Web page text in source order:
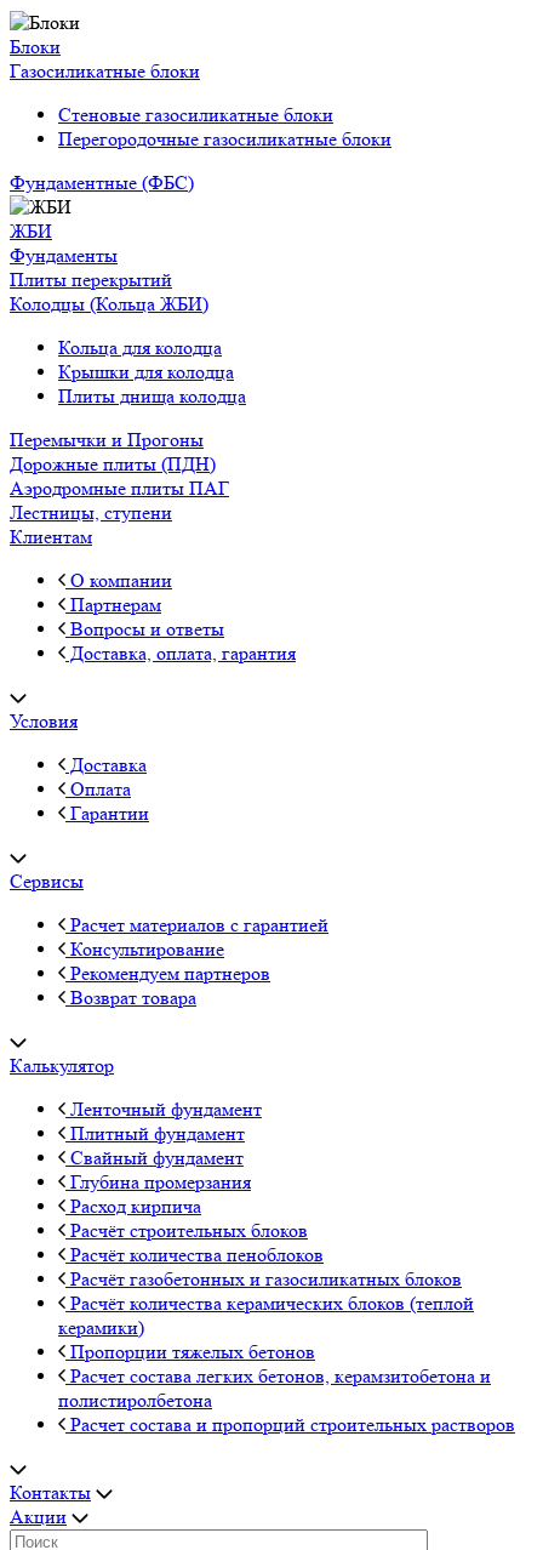
Блоки
Газосиликатные блоки
Стеновые газосиликатные блоки
Перегородочные газосиликатные блоки
Фундаментные (ФБС)
ЖБИ
Фундаменты
Плиты перекрытий
Колодцы (Кольца ЖБИ)
Кольца для колодца
Крышки для колодца
Плиты днища колодца
Перемычки и Прогоны
Дорожные плиты (ПДН)
Аэродромные плиты ПАГ
Лестницы, ступени
Клиентам
О компании
Партнерам
Вопросы и ответы
Доставка, оплата, гарантия
Условия
Доставка
Оплата
Гарантии
Сервисы
Расчет материалов с гарантией
Консультирование
Рекомендуем партнеров
Возврат товара
Калькулятор
Ленточный фундамент
Плитный фундамент
Свайный фундамент
Глубина промерзания
Расход кирпича
Расчёт строительных блоков
Расчёт количества пеноблоков
Расчёт газобетонных и газосиликатных блоков
Расчёт количества керамических блоков (теплой
керамики)
Пропорции тяжелых бетонов
Расчет состава легких бетонов, керамзитобетона и
полистиролбетона
Расчет состава и пропорций строительных растворов
Контакты
Акции